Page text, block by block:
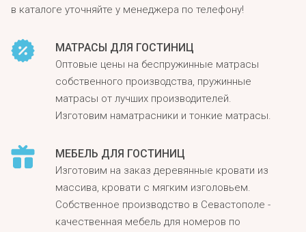
в каталоге уточняйте у менеджера по телефону!
МАТРАСЫ ДЛЯ ГОСТИНИЦ
Оптовые цены на беспружинные матрасы
собственного производства, пружинные
матрасы от лучших производителей.
Изготовим наматрасники и тонкие матрасы.
МЕБЕЛЬ ДЛЯ ГОСТИНИЦ
Изготовим на заказ деревянные кровати из
массива, кровати с мягким изголовьем.
Собственное производство в Севастополе -
качественная мебель для номеров по